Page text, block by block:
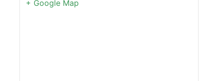
+ Google Map